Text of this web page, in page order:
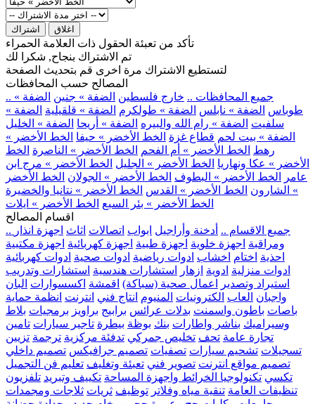
اشتراك اغلاق
تأكد من تعبئة الحقول ذات العلامة الحمراء
تم الاشتراك بنجاح, شكرا لك
لتستطيع الاشتراك مرة اخرى قم بتحديث الصفحة
المصالح حسب المحافظات
.. جميع المحافظات .. خارج فلسطين الضفة » جنين الضفة »
طوباس الضفة » نابلس الضفة » طولكرم الضفة » قلقيلية الضفة »
سلفيت الضفة » رام الله والبيره الضفة » أريحا الضفة » الخليل
الضفة » بيت لحم قطاع غزة الخط الأخضر » حيفا الخط الأخضر »
رهط الخط الأخضر » أم الفحم الخط الأخضر » الناصرة الخط
الأخضر » عكا ونهاريا الخط الأخضر » الجليل الخط الأخضر » مرج ابن
عامر
الخط الأخضر » البطوف الخط الأخضر » الجولان الخط الأخضر
» الشارون الخط الأخضر » القدس الخط الأخضر » نتانيا والخضيرة
الخط الأخضر » بئر السبع الخط الأخضر » ايلات
اقسام المصالح
.. جميع الاقسام .. أدخنة وأراجيل ابواب اتصالات اثاث اجهزة انذار
ومراقبة اجهزة خلوية اجهزة طبية اجهزة كهربائية اجهزة مكتبية
احذية اختام اخشاب ادوات رياضية ادوات صحية ادوات كهربائية
ادوات منزلية ادوية ازهار استشارات هندسية استشارات وتدريب
استيراد وتصدير
اعمال صحية (سباكة) اقمشة اكسسوارات البان
واجبان العاب الكترونيات المنيوم انتاج فني انترنت انظمة حماية
باصات باطون واسمنت بدلات عرائس برابيج براويز برمجيات بلاط
وسيراميك بناشر واطارات بنك بوظة بيطرة تاجير سيارات تامين
تجارة عامة تحف تخليص جمركي تدفئة مركزية ترجمة تزيين
تسجيلات تشحيم سيارات تصفيات تصميم جرافيكس تصميم داخلي
تصميم مواقع انترنت تصوير فني تعبئة وتغليف تعليم فن التجميل
تكسي تكنولوجيا الخرائط واجهزة المساحة تكييف وتبريد تلفزيون
تنظيفات العامة تنقية مياه وفلاتر توظيف ثريات ثلاجات ومجمدات